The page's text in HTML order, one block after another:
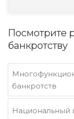
Посмотрите
банкротству
банкротств
Национальный